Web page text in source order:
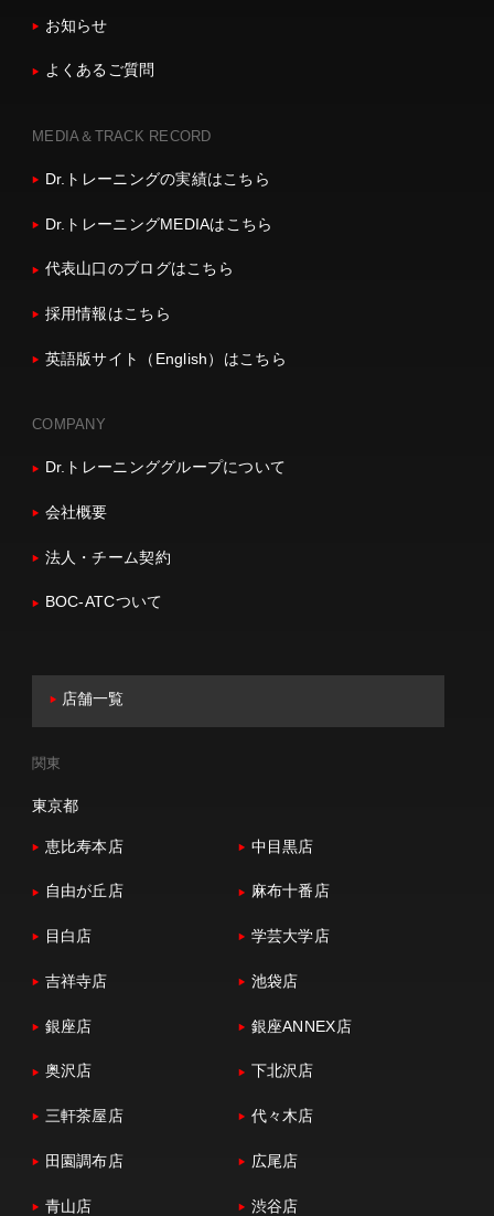
お知らせ
よくあるご質問
MEDIA＆TRACK RECORD
Dr.トレーニングの実績はこちら
Dr.トレーニングMEDIAはこちら
代表山口のブログはこちら
採用情報はこちら
英語版サイト（English）はこちら
COMPANY
Dr.トレーニンググループについて
会社概要
法人・チーム契約
BOC-ATCついて
店舗一覧
関東
東京都
恵比寿本店 中目黒店
自由が丘店 麻布十番店
目白店 学芸大学店
吉祥寺店 池袋店
銀座店 銀座ANNEX店
奥沢店 下北沢店
三軒茶屋店 代々木店
田園調布店 広尾店
青山店 渋谷店